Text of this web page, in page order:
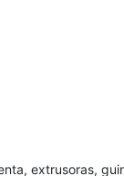
extrusoras,